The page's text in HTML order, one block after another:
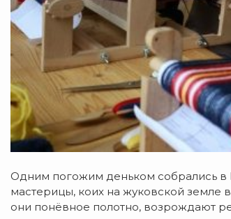
Одним погожим деньком собрались в
мастерицы, коих на жуковской земле
они понёвное полотно, возрождают